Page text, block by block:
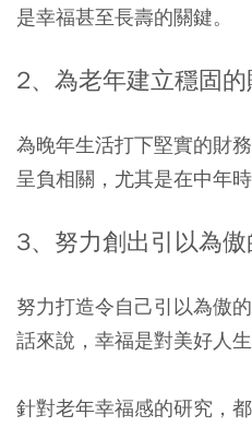
是幸福甚至長壽的關鍵。
2、為老年建立穩固
為晚年生活打下堅實的財
呈負相關，尤其是在中年時
3、努力創出引以為
努力打造令自己引以為傲
話來說，幸福是對美好人生
針對老年幸福感的研究，